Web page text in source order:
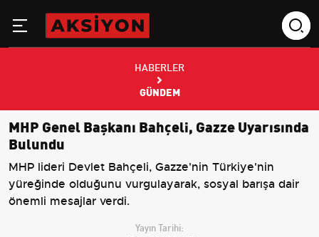
HABERLER
GÜNDEM
MHP Genel Başkanı Bahçeli, Gazze Uyarısında
Bulundu
MHP lideri Devlet Bahçeli, Gazze'nin Türkiye'nin
yüreğinde olduğunu vurgulayarak, sosyal barışa dair
önemli mesajlar verdi.
Yayın Tarihi: